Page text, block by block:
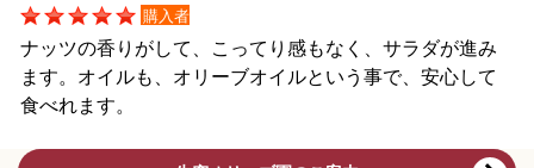
購入者
ナッツの香りがして、こってり感もなく、サラダが進み
ます。オイルも、オリーブオイルという事で、安心して
食べれます。